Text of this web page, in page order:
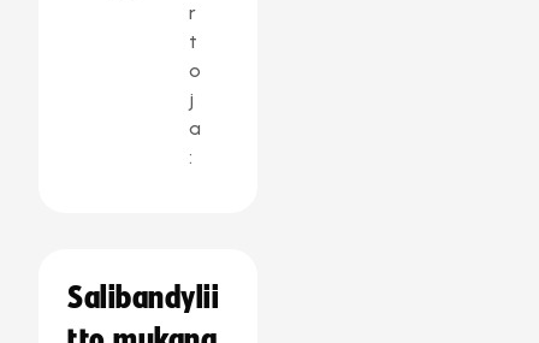
r
t
o
j
a
:
Salibandylii